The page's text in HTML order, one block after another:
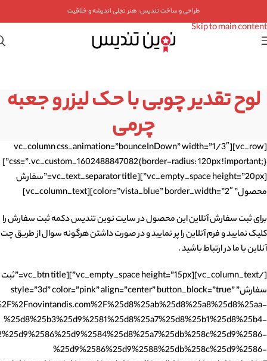
Skip to main content
طراحی و ساخت تندیس: هنر تجلی اندیشه و خلاقیت
لوح تقدیر چوبی با حک لیزر و جعبه
چرمی
[vc_row][vc_column css_animation=”bounceInDown” width=”1/3″
css=”.vc_custom_1602488847082{border-radius: 120px !important;}”]
[vc_empty_space height=”20px”][vc_text_separator title=”سفارش
محصول” color=”vista_blue” border_width=”2″][vc_column_text]
برای ثبت سفارش آنلاین این محصول در سایت نوین تندیس دکمه ثبت سفارش را
کلیک نمایید و فرم آنلاین را پر نمایید و در صورت داشتن هرگونه سوال از طریق چت
آنلاین با ما در ارتباط باشید .
[/vc_column_text][vc_empty_space height=”15px”][vc_btn title=”ثبت
سفارش” style=”3d” color=”pink” align=”center” button_block=”true”
%25d8%25b3%25d9%2581%25d8%25a7%25d8%25b1%25d8%25b4-
%25d9%2586%25d9%2588%25db%258c%25d9%2586-